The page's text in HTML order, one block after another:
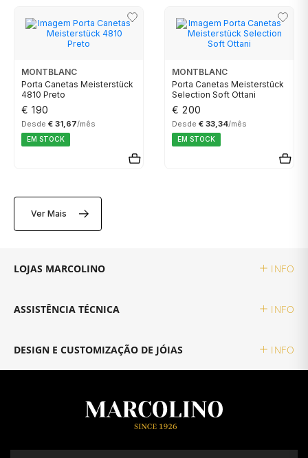
MONTBLANC
Porta Canetas Meisterstück
4810 Preto
€ 190
Desde € 31,67/mês
EM STOCK
MONTBLANC
Porta Canetas Meisterstück
Selection Soft Ottani
€ 200
Desde € 33,34/mês
EM STOCK
Ver Mais
LOJAS MARCOLINO INFO
ASSISTÊNCIA TÉCNICA INFO
DESIGN E CUSTOMIZAÇÃO DE JÓIAS INFO